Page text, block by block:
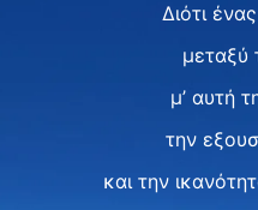
Διότι
μεταξύ
μ’ αυτή
την
και την